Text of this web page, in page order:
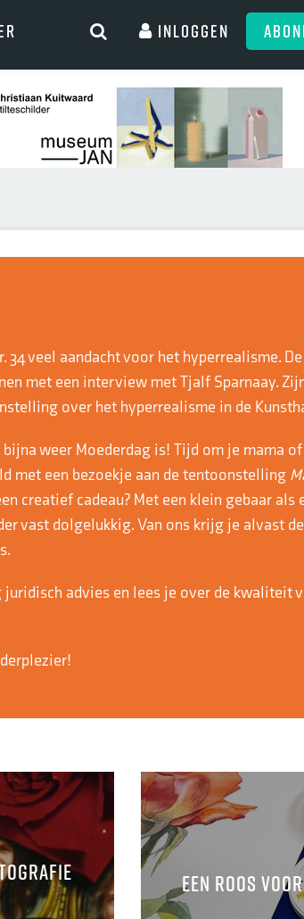
Inloggen
34 veel aandacht voor het hyperrealisme.
met een interview met Tjalf Sparnaay.
over het hyperrealisme in de
weer Moederdag is! Tijd om je mama
met een bezoekje aan de tentoonstelling
creatief cadeau? Met een klein gebaar als
vast dolgelukkig. Van ons krijg je alvast
advies en lees je over de kwaliteit
een roos